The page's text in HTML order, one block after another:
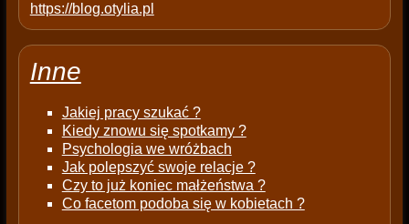
https://blog.otylia.pl
Inne
Jakiej pracy szukać ?
Kiedy znowu się spotkamy ?
Psychologia we wróżbach
Jak polepszyć swoje relacje ?
Czy to już koniec małżeństwa ?
Co facetom podoba się w kobietach ?